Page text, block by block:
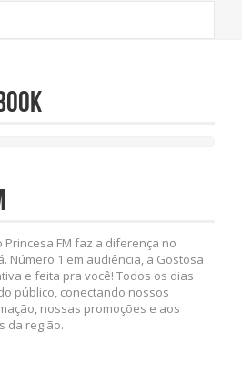
Princesa FM faz a diferença no
Número 1 em audiência, a Gostosa
e feita pra você! Todos os dias
público, conectando nossos
nossas promoções e aos
da região.